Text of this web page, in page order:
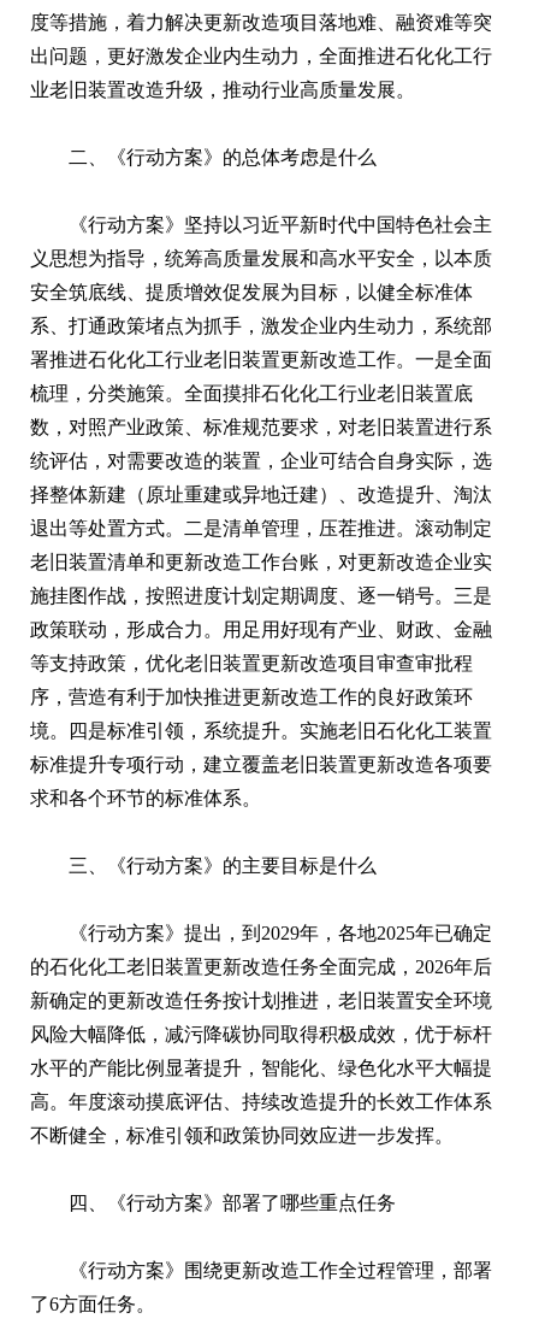
度等措施，着力解决更新改造项目落地难、融资难等突
出问题，更好激发企业内生动力，全面推进石化化工行
业老旧装置改造升级，推动行业高质量发展。
二、《行动方案》的总体考虑是什么
《行动方案》坚持以习近平新时代中国特色社会主
义思想为指导，统筹高质量发展和高水平安全，以本质
安全筑底线、提质增效促发展为目标，以健全标准体
系、打通政策堵点为抓手，激发企业内生动力，系统部
署推进石化化工行业老旧装置更新改造工作。一是全面
梳理，分类施策。全面摸排石化化工行业老旧装置底
数，对照产业政策、标准规范要求，对老旧装置进行系
统评估，对需要改造的装置，企业可结合自身实际，选
择整体新建（原址重建或异地迁建）、改造提升、淘汰
退出等处置方式。二是清单管理，压茬推进。滚动制定
老旧装置清单和更新改造工作台账，对更新改造企业实
施挂图作战，按照进度计划定期调度、逐一销号。三是
政策联动，形成合力。用足用好现有产业、财政、金融
等支持政策，优化老旧装置更新改造项目审查审批程
序，营造有利于加快推进更新改造工作的良好政策环
境。四是标准引领，系统提升。实施老旧石化化工装置
标准提升专项行动，建立覆盖老旧装置更新改造各项要
求和各个环节的标准体系。
三、《行动方案》的主要目标是什么
《行动方案》提出，到2029年，各地2025年已确定
的石化化工老旧装置更新改造任务全面完成，2026年后
新确定的更新改造任务按计划推进，老旧装置安全环境
风险大幅降低，减污降碳协同取得积极成效，优于标杆
水平的产能比例显著提升，智能化、绿色化水平大幅提
高。年度滚动摸底评估、持续改造提升的长效工作体系
不断健全，标准引领和政策协同效应进一步发挥。
四、《行动方案》部署了哪些重点任务
《行动方案》围绕更新改造工作全过程管理，部署
了6方面任务。